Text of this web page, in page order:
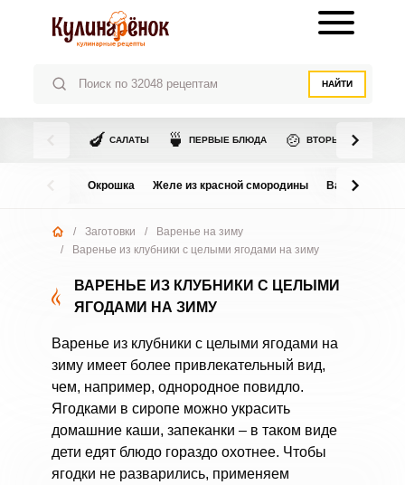
НАЙТИ
🍆 САЛАТЫ 🍵 ПЕРВЫЕ БЛЮДА 🍲 ВТОРЫЕ БЛЮДА
Окрошка Желе из красной смородины Варенье из
/ Заготовки /
Варенье на зиму
/
Варенье из клубники с целыми ягодами на зиму
ВАРЕНЬЕ ИЗ КЛУБНИКИ С ЦЕЛЫМИ
ЯГОДАМИ НА ЗИМУ
Варенье из клубники с целыми ягодами на
зиму имеет более привлекательный вид,
чем, например, однородное повидло.
Ягодками в сиропе можно украсить
домашние каши, запеканки – в таком виде
дети едят блюдо гораздо охотнее. Чтобы
ягодки не разварились, применяем